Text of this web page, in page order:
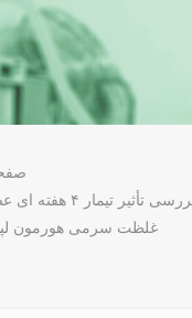
بررسی تأثير
غلظت سرمی هورمون